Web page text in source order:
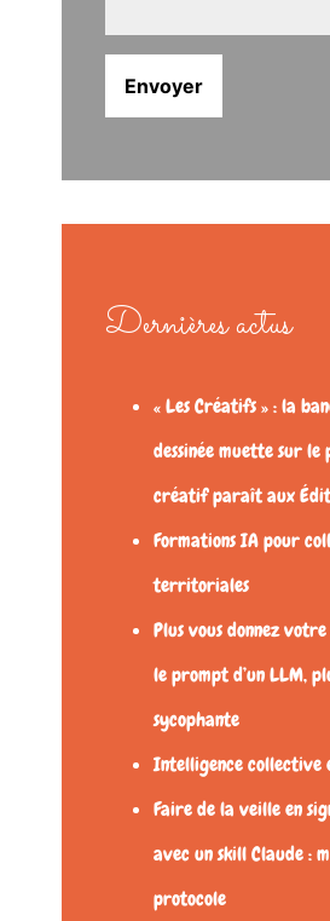
Dernières actus
« Les Créatifs » : la
dessinée muette sur le
créatif paraît aux
Formations IA pour
territoriales
Plus vous donnez
le prompt d’un LLM,
sycophante
Intelligence collective
Faire de la veille en
avec un skill Claude :
protocole